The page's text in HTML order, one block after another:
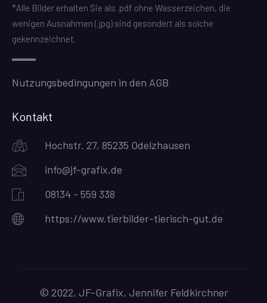
*Alle Bilder erhalten Sie als .pdf ohne Wasserzeichen, die
wenigen Ausnahmen (.jpg) sind gesondert als solche
gekennzeichnet.
Nutzungsbedingungen in den AGB
Kontakt
Hochstr. 27, 85235 Odelzhausen
info@jf-grafix.de
08134 - 559 338
https://www.tierbilder-tierisch-gut.de
© 2022, JF-Grafix, Jennifer Feldkirchner